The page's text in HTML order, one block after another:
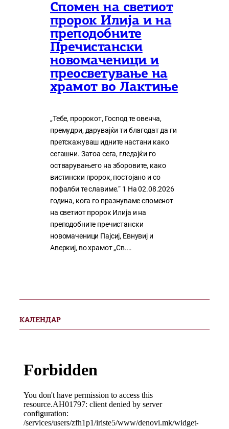
Спомен на светиот
пророк Илија и на
преподобните
Пречистански
новомаченици и
преосветување на
храмот во Лактиње
„Тебе, пророкот, Господ те овенча,
премудри, дарувајќи ти благодат да ги
претскажуваш идните настани како
сегашни. Затоа сега, гледајќи го
остварувањето на зборовите, како
вистински пророк, постојано и со
пофалби те славиме.“ 1 На 02.08.2026
година, кога го празнуваме споменот
на светиот пророк Илија и на
преподобните пречистански
новомаченици Пајсиј, Евнувиј и
Аверкиј, во храмот „Св.…
КАЛЕНДАР